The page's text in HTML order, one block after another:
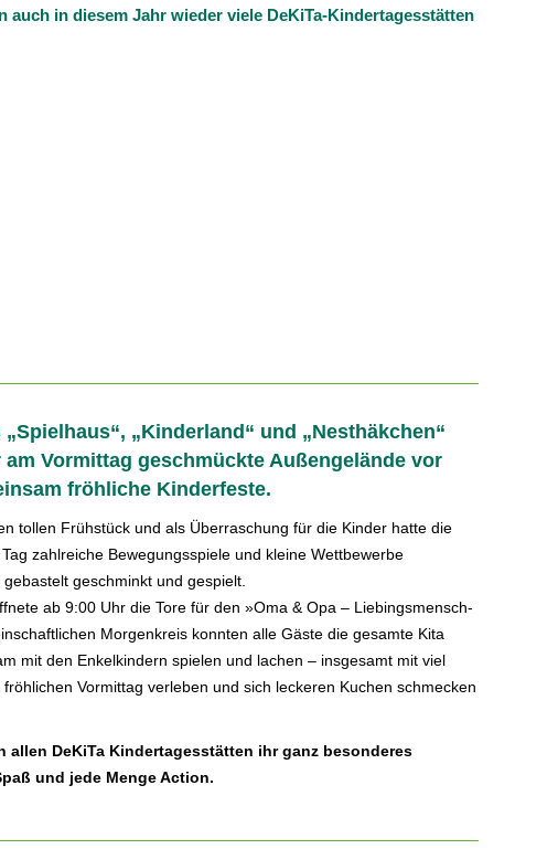
in diesem Jahr wieder viele DeKiTa-Kindertagesstätten
„Kinderland“ und „Nesthäkchen“
Vormittag geschmückte Außengelände vor
fröhliche Kinderfeste.
tollen Frühstück und als Überraschung für die Kinder hatte die
zahlreiche Bewegungsspiele und kleine Wettbewerbe
geschminkt und gespielt.
ab 9:00 Uhr die Tore für den »Oma & Opa – Liebingsmensch-
Morgenkreis konnten alle Gäste die gesamte Kita
mit den Enkelkindern spielen und lachen – insgesamt mit viel
Vormittag verleben und sich leckeren Kuchen schmecken
allen DeKiTa Kindertagesstätten ihr ganz besonderes
und jede Menge Action.